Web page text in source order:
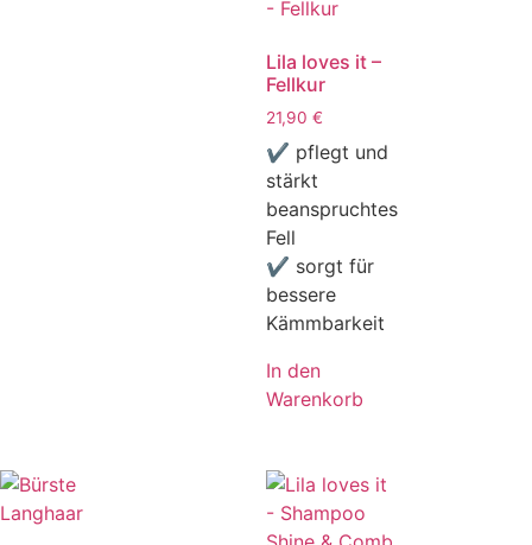
Lila loves it –
Fellkur
21,90 €
✔ pflegt und
stärkt
beanspruchtes
Fell
✔ sorgt für
bessere
Kämmbarkeit
In den
Warenkorb